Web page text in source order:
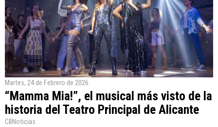
Martes, 24 de Febrero de 2026
“Mamma Mia!”, el musical más visto de la
historia del Teatro Principal de Alicante
CBNoticias